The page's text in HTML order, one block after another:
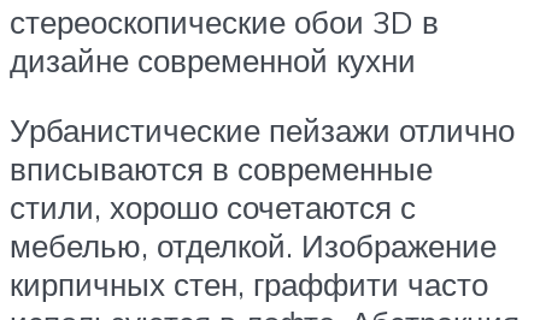
стереоскопические обои 3D в
дизайне современной кухни
Урбанистические пейзажи отлично
вписываются в современные
стили, хорошо сочетаются с
мебелью, отделкой. Изображение
кирпичных стен, граффити часто